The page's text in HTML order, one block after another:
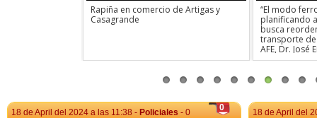
Rapiña en comercio de Artigas y
Casagrande
“El modo
planificando
busca
transporte
AFE, Dr. José
los avances
vandalismo.
0
18 de April del 2024 a las 11:38 - Policiales - 0 18 de April del